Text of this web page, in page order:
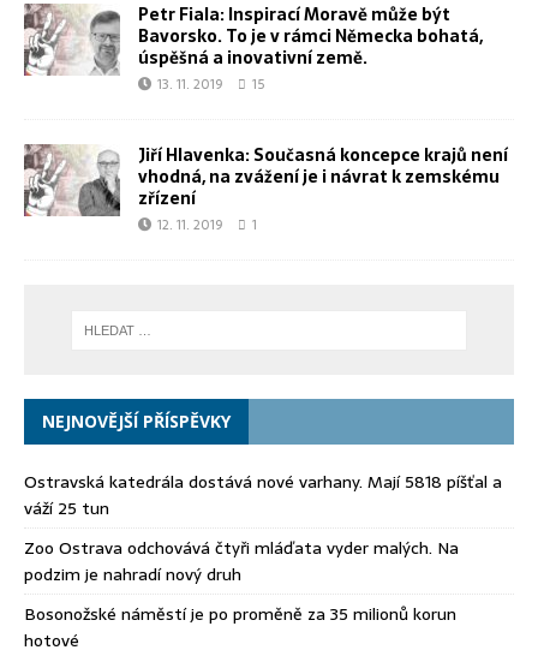
Petr Fiala: Inspirací Moravě může být
Bavorsko. To je v rámci Německa bohatá,
úspěšná a inovativní země.
13. 11. 2019 15
Jiří Hlavenka: Současná koncepce krajů není
vhodná, na zvážení je i návrat k zemskému
zřízení
12. 11. 2019 1
NEJNOVĚJŠÍ PŘÍSPĚVKY
Ostravská katedrála dostává nové varhany. Mají 5818 píšťal a
váží 25 tun
Zoo Ostrava odchovává čtyři mláďata vyder malých. Na
podzim je nahradí nový druh
Bosonožské náměstí je po proměně za 35 milionů korun
hotové